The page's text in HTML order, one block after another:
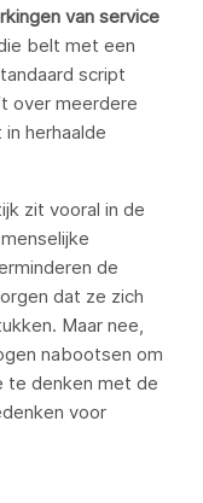
van service
belt met een
script
over meerdere
herhaalde
zit vooral in de
de
dat ze zich
Maar nee,
nabootsen om
te denken met de
voor